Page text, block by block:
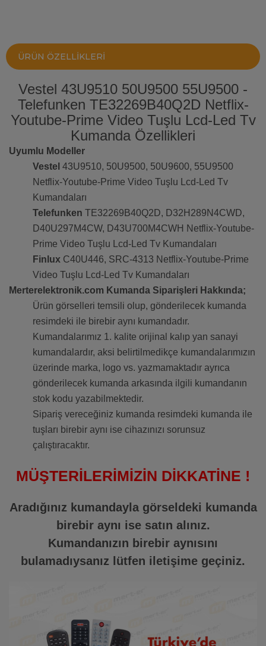
ÜRÜN ÖZELLIKLERI
Vestel 43U9510 50U9500 55U9500 -
Telefunken TE32269B40Q2D Netflix-
Youtube-Prime Video Tuşlu Lcd-Led Tv
Kumanda Özellikleri
Uyumlu Modeller
Vestel 43U9510, 50U9500, 50U9600, 55U9500
Netflix-Youtube-Prime Video Tuşlu Lcd-Led Tv
Kumandaları
Telefunken TE32269B40Q2D, D32H289N4CWD,
D40U297M4CW, D43U700M4CWH Netflix-Youtube-
Prime Video Tuşlu Lcd-Led Tv Kumandaları
Finlux C40U446, SRC-4313 Netflix-Youtube-Prime
Video Tuşlu Lcd-Led Tv Kumandaları
Merterelektronik.com Kumanda Siparişleri Hakkında;
Ürün görselleri temsili olup, gönderilecek kumanda
resimdeki ile birebir aynı kumandadır.
Kumandalarımız 1. kalite orijinal kalıp yan sanayi
kumandalardır, aksi belirtilmedikçe kumandalarımızın
üzerinde marka, logo vs. yazmamaktadır ayrıca
gönderilecek kumanda arkasında ilgili kumandanın
stok kodu yazabilmektedir.
Sipariş vereceğiniz kumanda resimdeki kumanda ile
tuşları birebir aynı ise cihazınızı sorunsuz
çalıştıracaktır.
MÜŞTERİLERİMİZİN DİKKATİNE !
Aradığınız kumandayla görseldeki kumanda
birebir aynı ise satın alınız.
Kumandanızın birebir aynısını
bulamadıysanız lütfen iletişime geçiniz.